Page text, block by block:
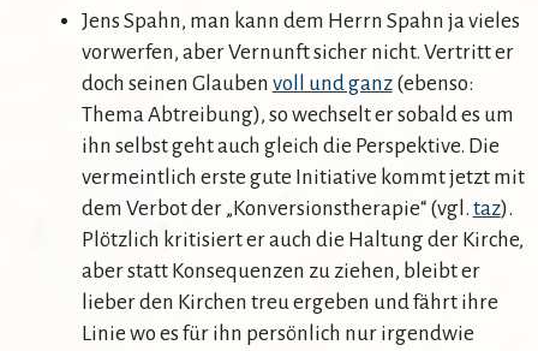
Jens Spahn, man kann dem Herrn Spahn ja vieles
vorwerfen, aber Vernunft sicher nicht. Vertritt er
doch seinen Glauben voll und ganz(ebenso:
Thema Abtreibung), so wechselt er sobald es um
ihn selbst geht auch gleich die Perspektive. Die
vermeintlich erste gute Initiative kommt jetzt mit
dem Verbot der „Konversionstherapie“ (vgl. taz).
Plötzlich kritisiert er auch die Haltung der Kirche,
aber statt Konsequenzen zu ziehen, bleibt er
lieber den Kirchen treu ergeben und fährt ihre
Linie wo es für ihn persönlich nur irgendwie